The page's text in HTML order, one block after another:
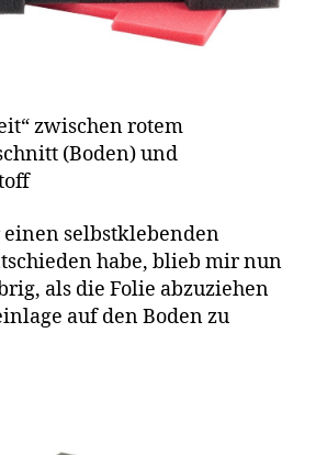
zwischen rotem
(Boden) und
selbstklebenden
habe, blieb mir nun
als die Folie abzuziehen
auf den Boden zu